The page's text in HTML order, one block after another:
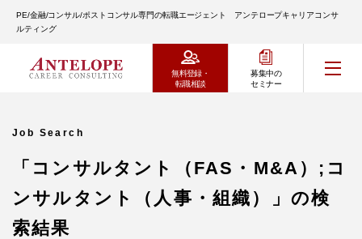
PE/金融/コンサル/ポストコンサル専門の転職エージェント アンテロープキャリアコンサ
ルティング
無料登録・
転職相談
募集中の
セミナー
Job Search
「コンサルタント（FAS・M&A）;コ
ンサルタント（人事・組織）」の検
索結果